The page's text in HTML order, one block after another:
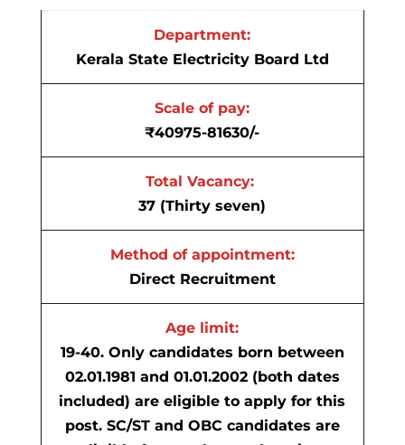
Department:
Kerala State Electricity Board Ltd
Scale of pay:
₹40975-81630/-
Total Vacancy:
37 (Thirty seven)
Method of appointment:
Direct Recruitment
Age limit:
19-40. Only candidates born between
02.01.1981 and 01.01.2002 (both dates
included) are eligible to apply for this
post. SC/ST and OBC candidates are